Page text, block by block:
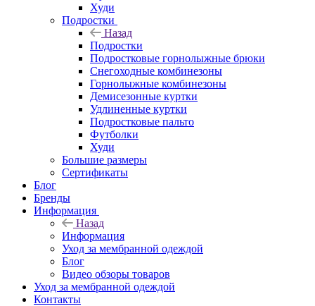
Худи
Подростки
Назад
Подростки
Подростковые горнолыжные брюки
Снегоходные комбинезоны
Горнолыжные комбинезоны
Демисезонные куртки
Удлиненные куртки
Подростковые пальто
Футболки
Худи
Большие размеры
Сертификаты
Блог
Бренды
Информация
Назад
Информация
Уход за мембранной одеждой
Блог
Видео обзоры товаров
Уход за мембранной одеждой
Контакты